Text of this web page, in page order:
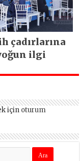
çadırlarına
ilgi
için oturum